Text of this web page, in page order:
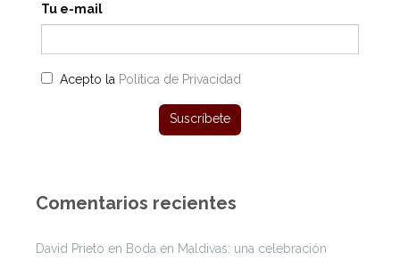
Tu e-mail
Acepto la Política de Privacidad
Comentarios recientes
David Prieto en Boda en Maldivas: una celebración